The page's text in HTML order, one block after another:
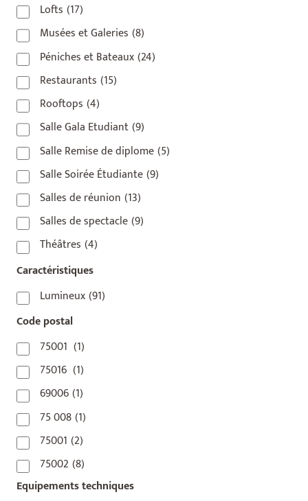
Lofts (17)
Musées et Galeries (8)
Péniches et Bateaux(24)
Restaurants (15)
Rooftops (4)
Salle Gala Etudiant(9)
Salle Remise de diplome(5)
Salle Soirée Étudiante(9)
Salles de réunion (13)
Salles de spectacle(9)
Théâtres (4)
Caractéristiques
Lumineux(91)
Code postal
75001 (1)
75016 (1)
69006(1)
75 008(1)
75001 (2)
75002 (8)
75003(1)
Equipements techniques